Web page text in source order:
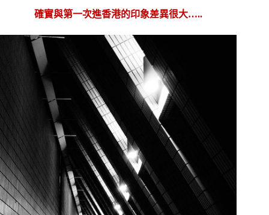
確實與第一次進香港的印象差異很大…..